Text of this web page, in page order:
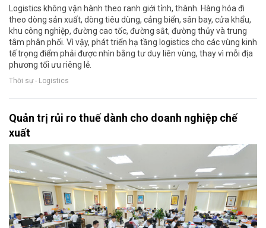
Logistics không vận hành theo ranh giới tỉnh, thành. Hàng hóa đi
theo dòng sản xuất, dòng tiêu dùng, cảng biển, sân bay, cửa khẩu,
khu công nghiệp, đường cao tốc, đường sắt, đường thủy và trung
tâm phân phối. Vì vậy, phát triển hạ tầng logistics cho các vùng kinh
tế trọng điểm phải được nhìn bằng tư duy liên vùng, thay vì mỗi địa
phương tối ưu riêng lẻ.
Thời sự - Logistics
Quản trị rủi ro thuế dành cho doanh nghiệp chế
xuất